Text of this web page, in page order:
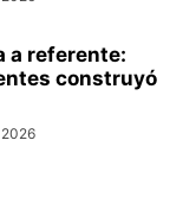
a referente:
construyó